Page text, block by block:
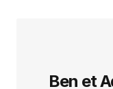
Ben et